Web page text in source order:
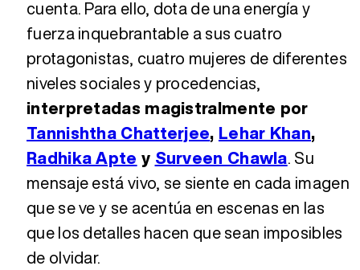
cuenta. Para ello, dota de una energía y
fuerza inquebrantable a sus cuatro
protagonistas, cuatro mujeres de diferentes
niveles sociales y procedencias,
interpretadas magistralmente por
Tannishtha Chatterjee, Lehar Khan,
Radhika Apte y Surveen Chawla. Su
mensaje está vivo, se siente en cada imagen
que se ve y se acentúa en escenas en las
que los detalles hacen que sean imposibles
de olvidar.